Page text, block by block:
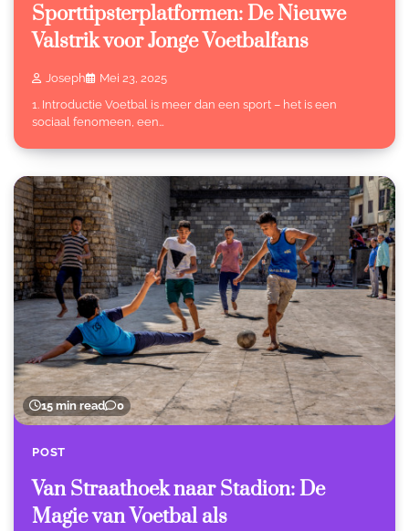
Sporttipsterplatformen: De Nieuwe
Valstrik voor Jonge Voetbalfans
Joseph
Mei 23, 2025
1. Introductie Voetbal is meer dan een sport – het is een
sociaal fenomeen, een…
15 min read 0
POST
Van Straathoek naar Stadion: De
Magie van Voetbal als